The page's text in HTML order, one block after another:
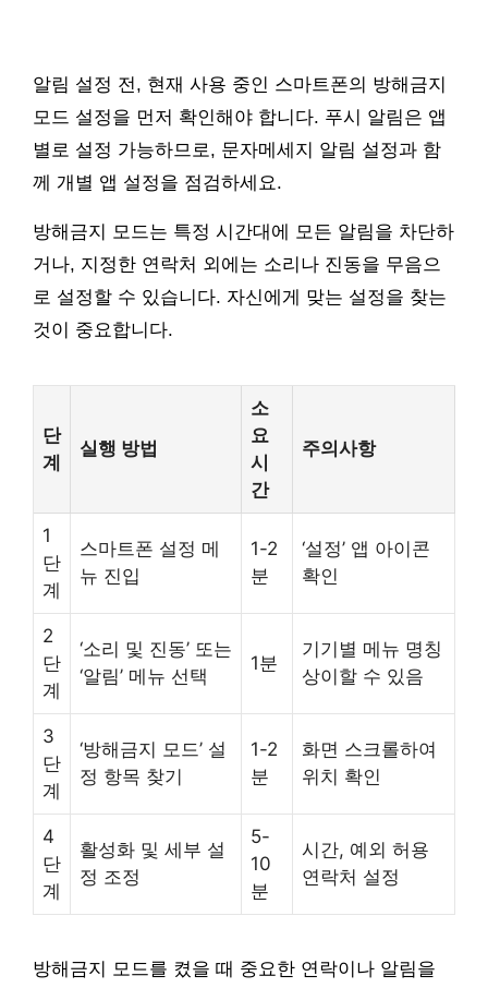
알림 설정 전, 현재 사용 중인 스마트폰의 방해금지
모드 설정을 먼저 확인해야 합니다. 푸시 알림은 앱
별로 설정 가능하므로, 문자메세지 알림 설정과 함
께 개별 앱 설정을 점검하세요.
방해금지 모드는 특정 시간대에 모든 알림을 차단하
거나, 지정한 연락처 외에는 소리나 진동을 무음으
로 설정할 수 있습니다. 자신에게 맞는 설정을 찾는
것이 중요합니다.
단
계
실행 방법
소
요
시
간
주의사항
1
단
계
스마트폰 설정 메
뉴 진입
1-2
분
‘설정’ 앱 아이콘
확인
2
단
계
‘소리 및 진동’ 또는
‘알림’ 메뉴 선택
1분
기기별 메뉴 명칭
상이할 수 있음
3
단
계
‘방해금지 모드’ 설
정 항목 찾기
1-2
분
화면 스크롤하여
위치 확인
4
단
계
활성화 및 세부 설
정 조정
5-
10
분
시간, 예외 허용
연락처 설정
방해금지 모드를 켰을 때 중요한 연락이나 알림을